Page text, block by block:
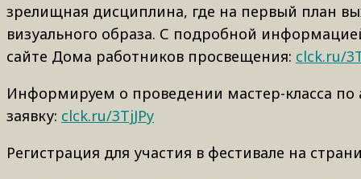
зрелищная дисциплина, где на первый план
визуального образа. С подробной
сайте Дома работников просвещения: clck.ru/
Информируем о проведении мастер-класса
заявку: clck.ru/3TjJPy
Регистрация для участия в фестивале на